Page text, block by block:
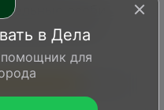
особи
и даже
8
в Дела
для